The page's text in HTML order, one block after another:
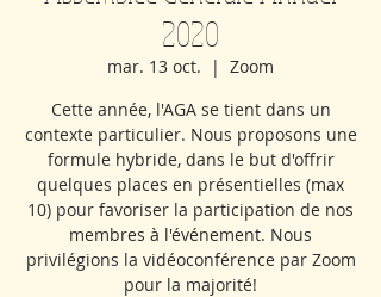
2020
mar. 13 oct.
  |
Zoom
Cette année, l'AGA se tient dans un
contexte particulier. Nous proposons une
formule hybride, dans le but d'offrir
quelques places en présentielles (max
10) pour favoriser la participation de nos
membres à l'événement. Nous
privilégions la vidéoconférence par Zoom
pour la majorité!